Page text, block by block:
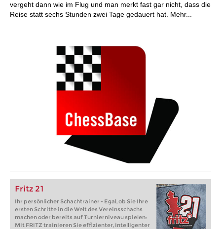
vergeht dann wie im Flug und man merkt fast gar nicht, dass die
Reise statt sechs Stunden zwei Tage gedauert hat. Mehr...
Fritz 21
Ihr persönlicher Schachtrainer - Egal, ob Sie Ihre
ersten Schritte in die Welt des Vereinsschachs
machen oder bereits auf Turnierniveau spielen:
Mit FRITZ trainieren Sie effizienter, intelligenter